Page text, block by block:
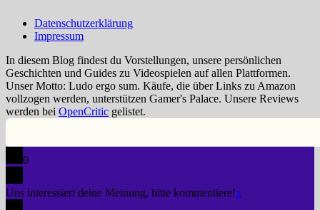
Datenschutzerklärung
Impressum
In diesem Blog findest du Vorstellungen, unsere persönlichen
Geschichten und Guides zu Videospielen auf allen Plattformen.
Unser Motto: Ludo ergo sum. Käufe, die über Links zu Amazon
vollzogen werden, unterstützen Gamer's Palace. Unsere Reviews
werden bei OpenCritic gelistet.
0
Uns interessiert deine Meinung, bitte kommentiere!x